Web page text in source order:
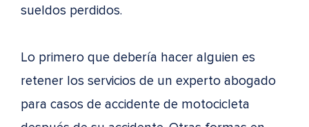
sueldos perdidos.
Lo primero que debería hacer alguien es
retener los servicios de un experto abogado
para casos de accidente de motocicleta